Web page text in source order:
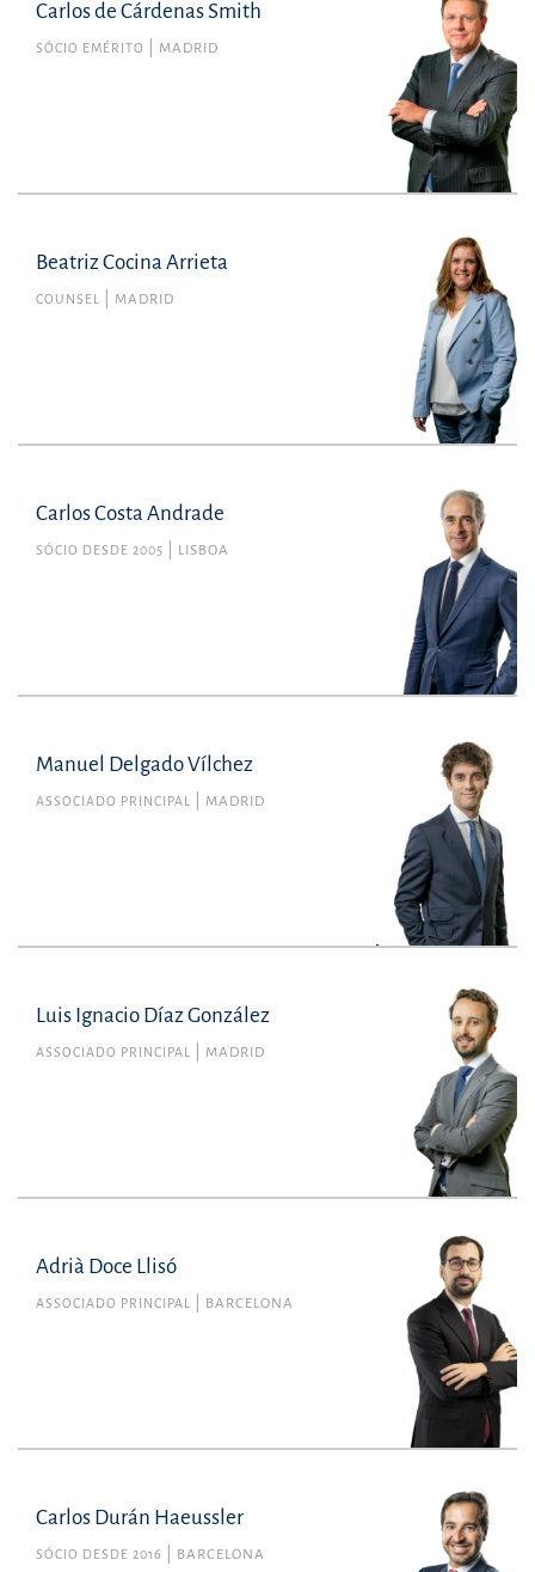
Carlos de Cárdenas Smith
SÓCIO EMÉRITO MADRID
Beatriz Cocina Arrieta
COUNSEL MADRID
Carlos Costa Andrade
SÓCIO DESDE 2005 LISBOA
Manuel Delgado Vílchez
ASSOCIADO PRINCIPAL MADRID
Luis Ignacio Díaz González
ASSOCIADO PRINCIPAL MADRID
Adrià Doce Llisó
ASSOCIADO PRINCIPAL BARCELONA
Carlos Durán Haeussler
SÓCIO DESDE 2016 BARCELONA